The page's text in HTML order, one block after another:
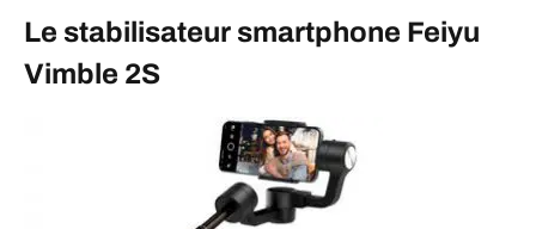
Le stabilisateur smartphone Feiyu
Vimble 2S